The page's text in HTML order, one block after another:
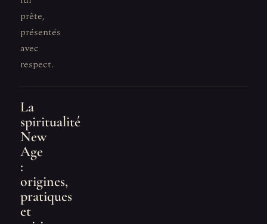
prête,
présentés
avec
respect.
La
spiritualité
New
Age
:
origines,
pratiques
et